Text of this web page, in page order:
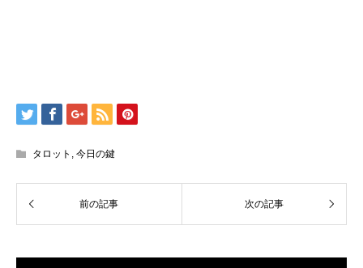
タロット , 今日の鍵